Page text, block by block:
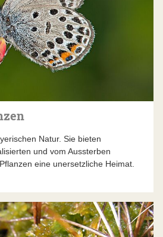
Natur. Sie bieten
und vom Aussterben
eine unersetzliche Heimat.